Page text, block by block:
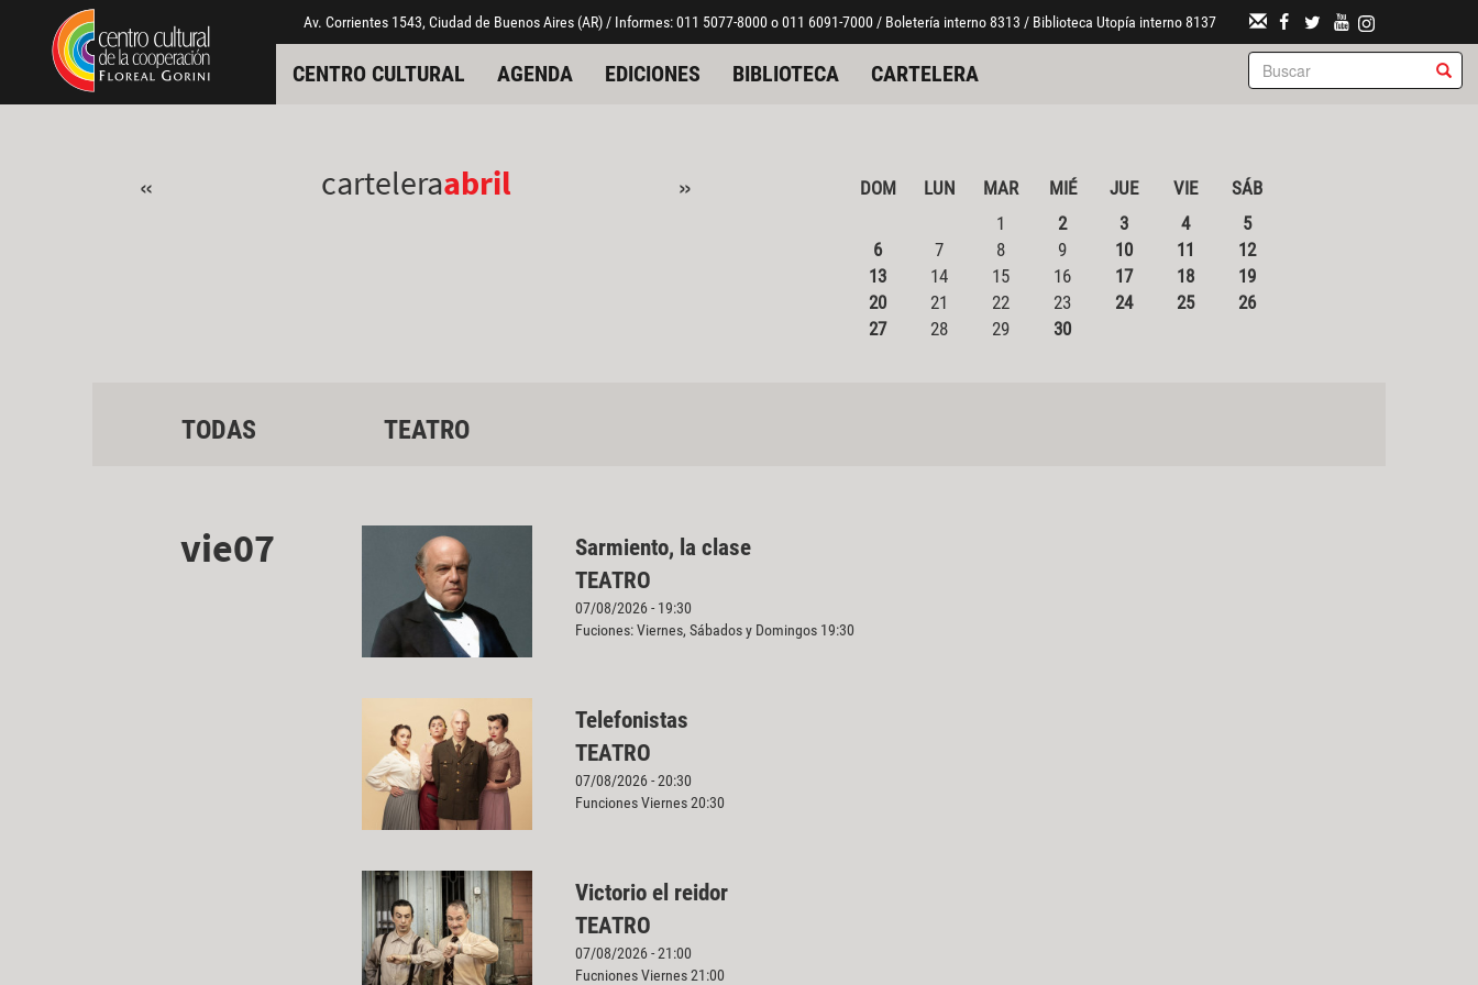
Pasar al contenido principal
Jump to main content Av. Corrientes 1543, Ciudad de Buenos Aires (AR) / Informes: 011 5077-8000 o 011 6091-7000 / Boletería interno 8313 / Biblioteca Utopía interno 8137
CENTRO CULTURAL AGENDA EDICIONES BIBLIOTECA CARTELERA
« carteleraabril » DOM LUN MAR MIÉ JUE VIE
SÁB
1
2 3 4
5
6
7 8 9 10 11
12
13
14 15 16 17 18
19
20
21 22 23 24 25
26
27
28 29 30
TODAS TEATRO
vie07
Sarmiento, la clase
TEATRO
07/08/2026 - 19:30
Fuciones: Viernes, Sábados y Domingos 19:30
Telefonistas
TEATRO
07/08/2026 - 20:30
Funciones Viernes 20:30
Victorio el reidor
TEATRO
07/08/2026 - 21:00
Fucniones Viernes 21:00